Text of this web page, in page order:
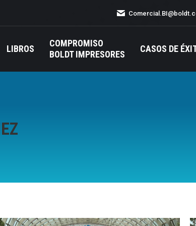
LIBROS
COMPROMISO
BOLDT IMPRESORES
CASOS DE